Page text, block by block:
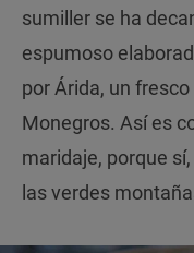
sumiller se ha
espumoso
por Árida, un
Monegros. Así es
maridaje, porque
las verdes